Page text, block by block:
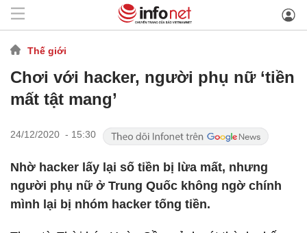
Thế giới
Chơi với hacker, người phụ nữ ‘tiền
mất tật mang’
24/12/2020 - 15:30
Nhờ hacker lấy lại số tiền bị lừa mất, nhưng
người phụ nữ ở Trung Quốc không ngờ chính
mình lại bị nhóm hacker tống tiền.